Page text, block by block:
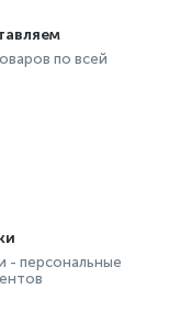
по всей
- персональные